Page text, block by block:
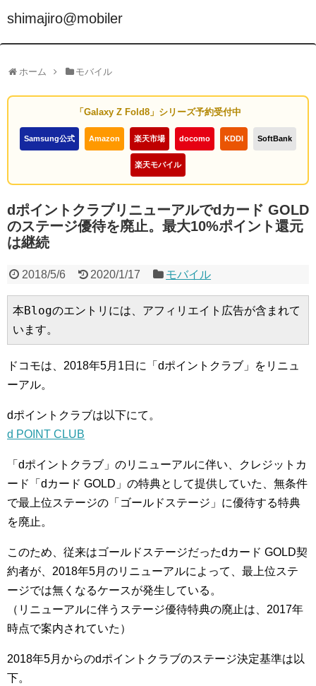
shimajiro@mobiler
ホーム モバイル
「Galaxy Z Fold8」シリーズ予約受付中
Samsung公式 Amazon 楽天市場 docomo KDDI SoftBank
楽天モバイル
dポイントクラブリニューアルでdカード GOLD
のステージ優待を廃止。最大10%ポイント還元
は継続
2018/5/6 2020/1/17 モバイル
本Blogのエントリには、アフィリエイト広告が含まれて
います。
ドコモは、2018年5月1日に「dポイントクラブ」をリニュ
ーアル。
dポイントクラブは以下にて。
d POINT CLUB
「dポイントクラブ」のリニューアルに伴い、クレジットカ
ード「dカード GOLD」の特典として提供していた、無条件
で最上位ステージの「ゴールドステージ」に優待する特典
を廃止。
このため、従来はゴールドステージだったdカード GOLD契
約者が、2018年5月のリニューアルによって、最上位ステ
ージでは無くなるケースが発生している。
（リニューアルに伴うステージ優待特典の廃止は、2017年
時点で案内されていた）
2018年5月からのdポイントクラブのステージ決定基準は以
下。